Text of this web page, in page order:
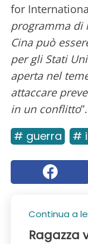
for
programma di
Cina può
per gli Stati
aperta nel
attaccare
in un conflitto”.
# guerra #
Continua a
Ragazza